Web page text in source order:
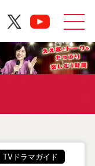
TVドラマガイド